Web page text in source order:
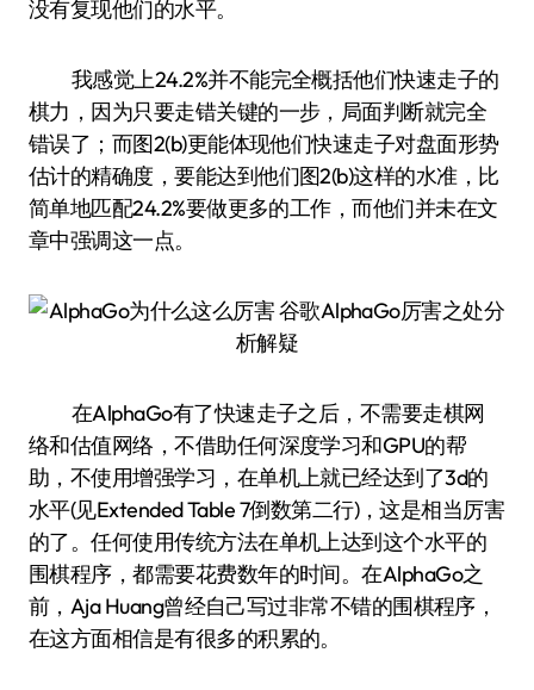
没有复现他们的水平。
我感觉上24.2%并不能完全概括他们快速走子的
棋力，因为只要走错关键的一步，局面判断就完全
错误了；而图2(b)更能体现他们快速走子对盘面形势
估计的精确度，要能达到他们图2(b)这样的水准，比
简单地匹配24.2%要做更多的工作，而他们并未在文
章中强调这一点。
在AlphaGo有了快速走子之后，不需要走棋网
络和估值网络，不借助任何深度学习和GPU的帮
助，不使用增强学习，在单机上就已经达到了3d的
水平(见Extended Table 7倒数第二行)，这是相当厉害
的了。任何使用传统方法在单机上达到这个水平的
围棋程序，都需要花费数年的时间。在AlphaGo之
前，Aja Huang曾经自己写过非常不错的围棋程序，
在这方面相信是有很多的积累的。